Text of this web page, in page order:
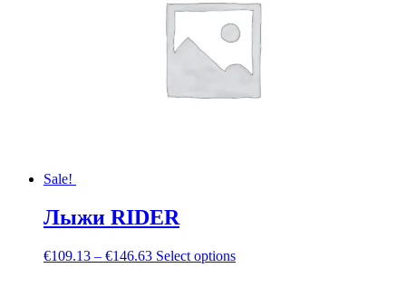
Sale!
Лыжи RIDER
€109.13 – €146.63 Select options